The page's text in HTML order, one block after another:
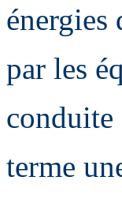
énergies
par les
conduite
terme